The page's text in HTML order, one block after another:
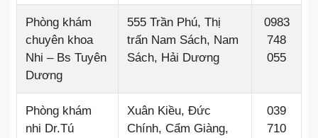
Phòng khám
chuyên khoa
Nhi – Bs Tuyên
Dương
555 Trần Phú, Thị
trấn Nam Sách, Nam
Sách, Hải Dương
0983
748
055
Phòng khám
nhi Dr.Tú
Xuân Kiều, Đức
Chính, Cẩm Giàng,
039
710